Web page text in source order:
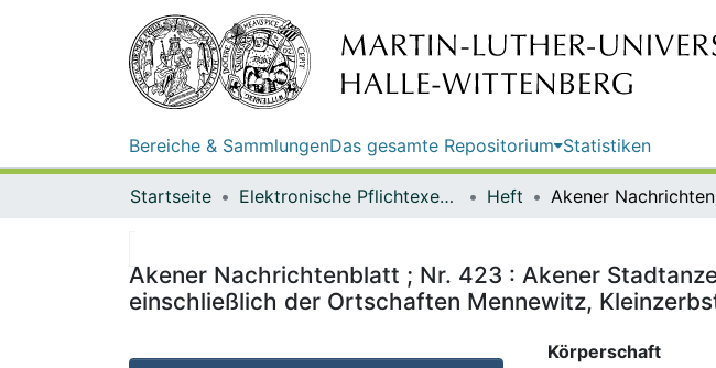
Bereiche & SammlungenDas gesamte Repositorium Statistiken
Startseite Elektronische Pflichtexemplare Heft
Akener Nachrichtenblatt ; Nr. 423 : Akener
einschließlich der Ortschaften Mennewitz,
Körperschaft